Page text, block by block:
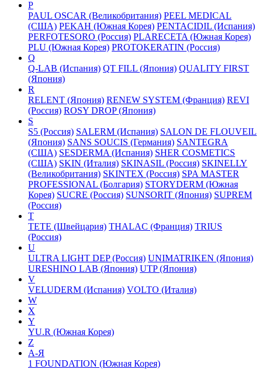
P
PAUL OSCAR (Великобритания) PEEL MEDICAL
(США) PEKAH (Южная Корея) PENTACIDIL (Испания)
PERFOTESORO (Россия) PLARECETA (Южная Корея)
PLU (Южная Корея) PROTOKERATIN (Россия)
Q
Q-LAB (Испания) QT FILL (Япония) QUALITY FIRST
(Япония)
R
RELENT (Япония) RENEW SYSTEM (Франция) REVI
(Россия) ROSY DROP (Япония)
S
S5 (Россия) SALERM (Испания) SALON DE FLOUVEIL
(Япония) SANS SOUCIS (Германия) SANTEGRA
(США) SESDERMA (Испания) SHER COSMETICS
(США) SKIN (Италия) SKINASIL (Россия) SKINELLY
(Великобритания) SKINTEX (Россия) SPA MASTER
PROFESSIONAL (Болгария) STORYDERM (Южная
Корея) SUCRE (Россия) SUNSORIT (Япония) SUPREM
(Россия)
T
TETE (Швейцария) THALAC (Франция) TRIUS
(Россия)
U
ULTRA LIGHT DEP (Россия) UNIMATRIKEN (Япония)
URESHINO LAB (Япония) UTP (Япония)
V
VELUDERM (Испания) VOLTO (Италия)
W
X
Y
YU.R (Южная Корея)
Z
А-Я
1 FOUNDATION (Южная Корея)